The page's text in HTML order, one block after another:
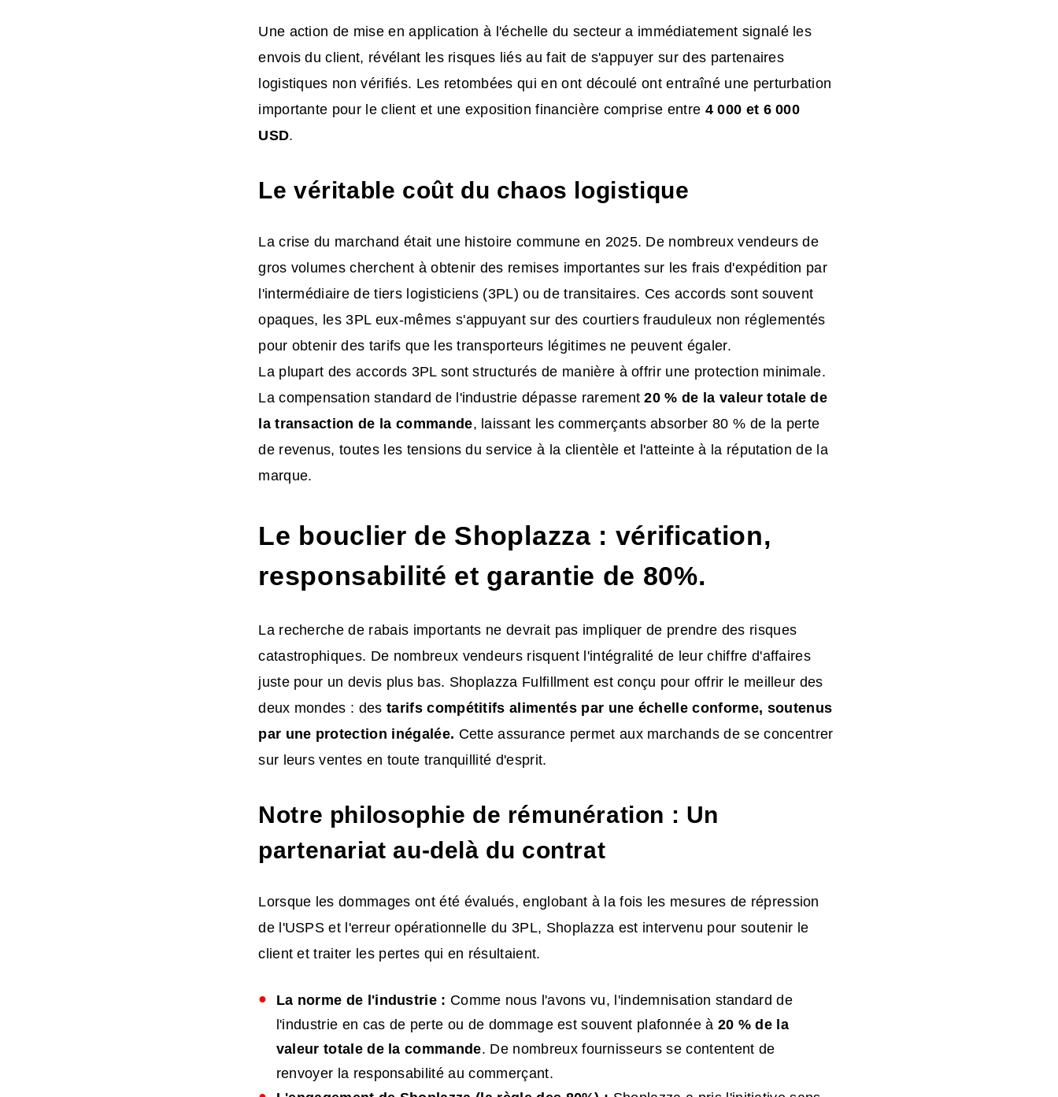
Une action de mise en application à l'échelle du secteur a immédiatement signalé les
envois du client, révélant les risques liés au fait de s'appuyer sur des partenaires
logistiques non vérifiés. Les retombées qui en ont découlé ont entraîné une perturbation
importante pour le client et une exposition financière comprise entre 4 000 et 6 000
USD.
Le véritable coût du chaos logistique
La crise du marchand était une histoire commune en 2025. De nombreux vendeurs de
gros volumes cherchent à obtenir des remises importantes sur les frais d'expédition par
l'intermédiaire de tiers logisticiens (3PL) ou de transitaires. Ces accords sont souvent
opaques, les 3PL eux-mêmes s'appuyant sur des courtiers frauduleux non réglementés
pour obtenir des tarifs que les transporteurs légitimes ne peuvent égaler.
La plupart des accords 3PL sont structurés de manière à offrir une protection minimale.
La compensation standard de l'industrie dépasse rarement20 % de la valeur totale de
la transaction de la commande, laissant les commerçants absorber 80 % de la perte
de revenus, toutes les tensions du service à la clientèle et l'atteinte à la réputation de la
marque.
Le bouclier de Shoplazza : vérification,
responsabilité et garantie de 80%.
La recherche de rabais importants ne devrait pas impliquer de prendre des risques
catastrophiques. De nombreux vendeurs risquent l'intégralité de leur chiffre d'affaires
juste pour un devis plus bas. Shoplazza Fulfillment est conçu pour offrir le meilleur des
deux mondes : des tarifs compétitifs alimentés par une échelle conforme, soutenus
par une protection inégalée. Cette assurance permet aux marchands de se concentrer
sur leurs ventes en toute tranquillité d'esprit.
Notre philosophie de rémunération : Un
partenariat au-delà du contrat
Lorsque les dommages ont été évalués, englobant à la fois les mesures de répression
de l'USPS et l'erreur opérationnelle du 3PL, Shoplazza est intervenu pour soutenir le
client et traiter les pertes qui en résultaient.
La norme de l'industrie : Comme nous l'avons vu, l'indemnisation standard de
l'industrie en cas de perte ou de dommage est souvent plafonnée à 20 % de la
valeur totale de la commande. De nombreux fournisseurs se contentent de
renvoyer la responsabilité au commerçant.